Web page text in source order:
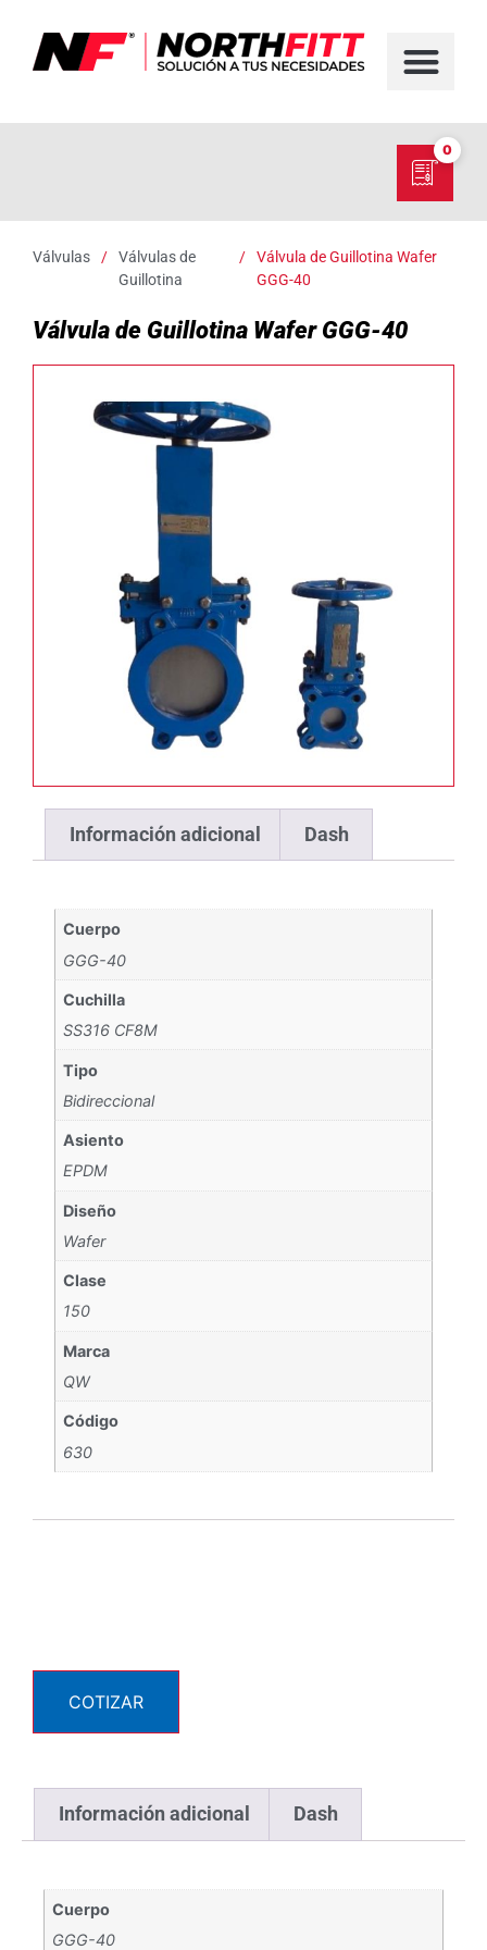
0
Válvulas /
Válvulas de
Guillotina
/
Válvula de Guillotina Wafer
GGG-40
Válvula de Guillotina Wafer GGG-40
Información adicional Dash
Cuerpo
GGG-40
Cuchilla
SS316 CF8M
Tipo
Bidireccional
Asiento
EPDM
Diseño
Wafer
Clase
150
Marca
QW
Código
630
COTIZAR
Información adicional Dash
Cuerpo
GGG-40